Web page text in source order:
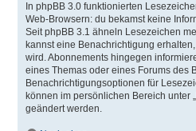
In phpBB 3.0 funktionierten
Web-Browsern: du bekamst keine
Seit phpBB 3.1 ähneln Lesezeichen
kannst eine Benachrichtigung
wird. Abonnements hingegen
eines Themas oder eines Forums des
Benachrichtigungsoptionen für
können im persönlichen Bereich unter
geändert werden.